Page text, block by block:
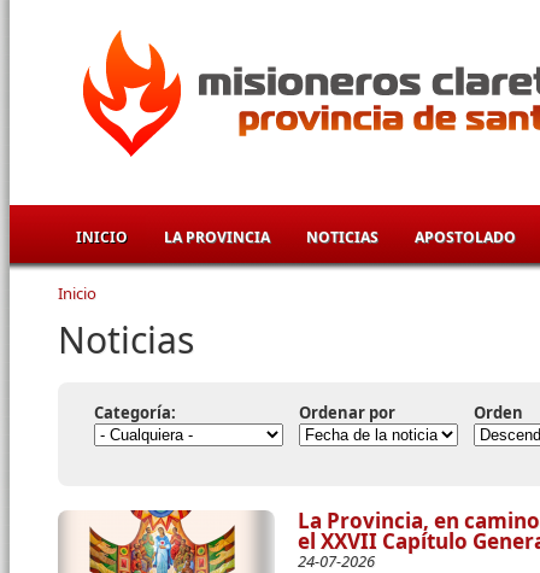
INICIO LA PROVINCIA NOTICIAS APOSTOLADO
Se encuentra usted aquí
Inicio
Noticias
Categoría: Ordenar por Orden
La Provincia, en
el XXVII Capítulo
24-07-2026